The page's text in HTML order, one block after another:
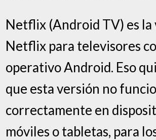
Netflix (Android TV) es la
Netflix para televisores
operativo Android. Eso
que esta versión no
correctamente en
móviles o tabletas, para